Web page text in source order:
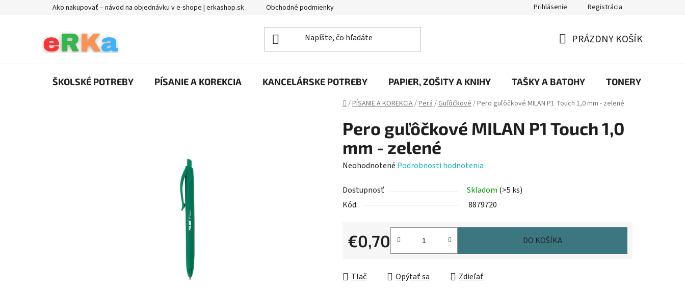
Ako nakupovať – návod na objednávku v e-shope | erkashop.sk Obchodné podmienky Prečo eRKa papiernictvo – kvalita, výber a spokojnosť |
Prihlásenie Registrácia
KOŠÍK
PRÁZDNY KOŠÍK
ŠKOLSKÉ POTREBY PÍSANIE A KOREKCIA KANCELÁRSKE POTREBY PAPIER, ZOŠITY A KNIHY TAŠKY A BATOHY TONERY
Domov
/PÍSANIE A KOREKCIA/Perá/Guľôčkové/Pero guľôčkové MILAN P1 Touch 1,0 mm - zelené
Pero guľôčkové MILAN P1 Touch 1,0
mm - zelené
Priemerné
produktu
je
Neohodnotené Podrobnosti hodnotenia
Dostupnosť Skladom (>5 ks)
Kód:
8879720
€0,70
Jednotková cena:
DO KOŠÍKA
Tlač Opýtať sa Zdieľať